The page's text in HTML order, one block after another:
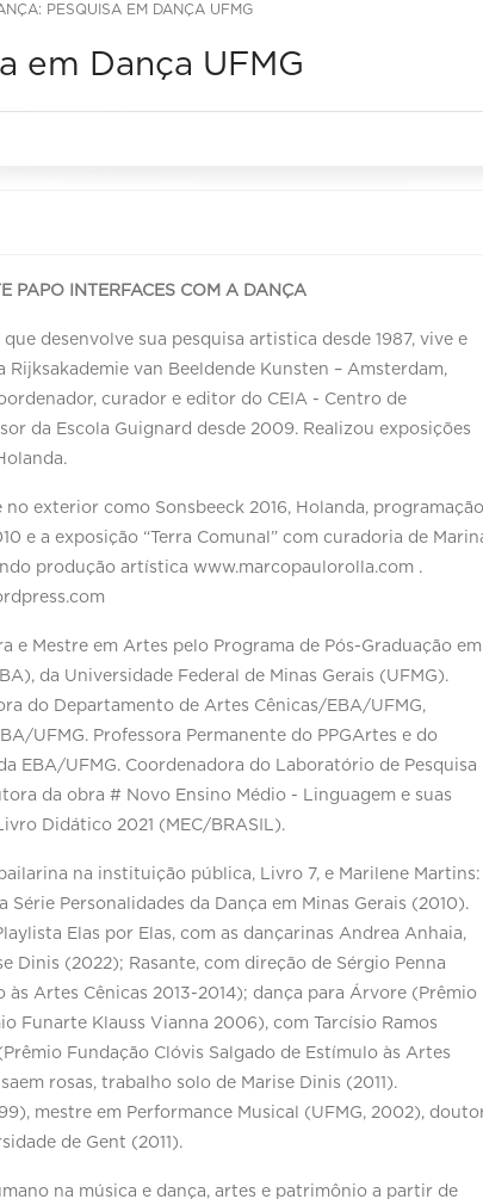
PESQUISA EM DANÇA UFMG
em Dança UFMG
PAPO INTERFACES COM A DANÇA
desenvolve sua pesquisa artistica desde 1987, vive e
van Beeldende Kunsten – Amsterdam,
curador e editor do CEIA - Centro de
da Escola Guignard desde 2009. Realizou exposições
exterior como Sonsbeeck 2016, Holanda, programação
e a exposição “Terra Comunal” com curadoria de
produção artística www.marcopaulorolla.com .
e Mestre em Artes pelo Programa de Pós-Graduação em
da Universidade Federal de Minas Gerais (UFMG).
do Departamento de Artes Cênicas/EBA/UFMG,
UFMG. Professora Permanente do PPGArtes e do
EBA/UFMG. Coordenadora do Laboratório de Pesquisa
da obra # Novo Ensino Médio - Linguagem e suas
Didático 2021 (MEC/BRASIL).
na instituição pública, Livro 7, e Marilene Martins:
Personalidades da Dança em Minas Gerais (2010).
Elas por Elas, com as dançarinas Andrea Anhaia,
Dinis (2022); Rasante, com direção de Sérgio Penna
Artes Cênicas 2013-2014); dança para Árvore (Prêmio
Funarte Klauss Vianna 2006), com Tarcísio Ramos
Fundação Clóvis Salgado de Estímulo às Artes
rosas, trabalho solo de Marise Dinis (2011).
mestre em Performance Musical (UFMG, 2002),
de Gent (2011).
na música e dança, artes e patrimônio a partir de